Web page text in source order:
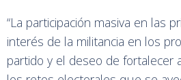
“La participación masiva en las
interés de la militancia en los
partido y el deseo de fortalecer